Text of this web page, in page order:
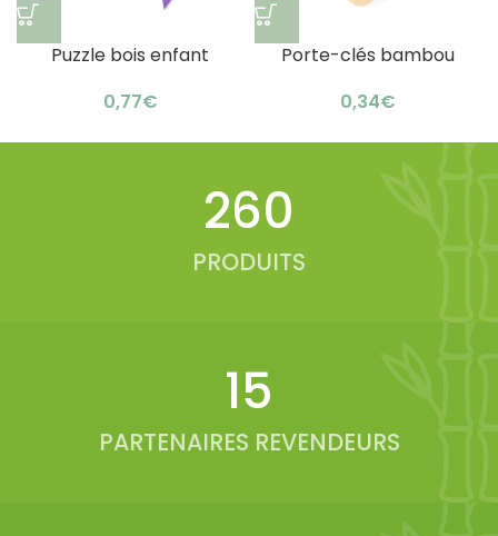
Puzzle bois enfant
inspirante
€
Porte-clés bambou
cadeau original
€
328
PRODUITS
19
PARTENAIRES REVENDEURS